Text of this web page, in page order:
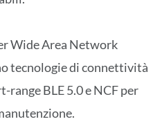
Wide Area Network
tecnologie di connettività
range BLE 5.0 e NCF per